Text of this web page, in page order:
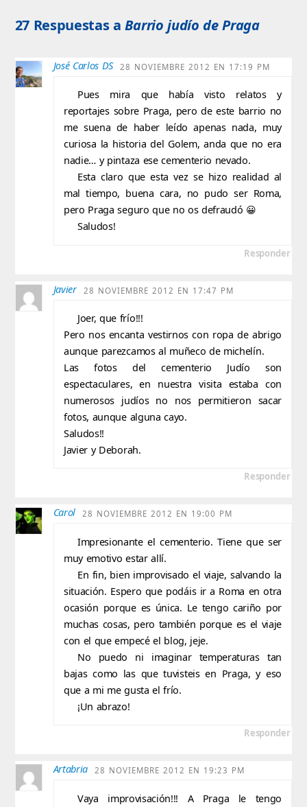
27 Respuestas aBarrio judío de Praga
José Carlos DS 28 NOVIEMBRE 2012 EN 17:19 PM
Pues mira que había visto relatos y
reportajes sobre Praga, pero de este barrio no
me suena de haber leído apenas nada, muy
curiosa la historia del Golem, anda que no era
nadie… y pintaza ese cementerio nevado.
Esta claro que esta vez se hizo realidad al
mal tiempo, buena cara, no pudo ser Roma,
pero Praga seguro que no os defraudó 😀
Saludos!
Responder
Javier 28 NOVIEMBRE 2012 EN 17:47 PM
Joer, que frío!!!
Pero nos encanta vestirnos con ropa de abrigo
aunque parezcamos al muñeco de michelín.
Las fotos del cementerio Judío son
espectaculares, en nuestra visita estaba con
numerosos judíos no nos permitieron sacar
fotos, aunque alguna cayo.
Saludos!!
Javier y Deborah.
Responder
Carol 28 NOVIEMBRE 2012 EN 19:00 PM
Impresionante el cementerio. Tiene que ser
muy emotivo estar allí.
En fin, bien improvisado el viaje, salvando la
situación. Espero que podáis ir a Roma en otra
ocasión porque es única. Le tengo cariño por
muchas cosas, pero también porque es el viaje
con el que empecé el blog, jeje.
No puedo ni imaginar temperaturas tan
bajas como las que tuvisteis en Praga, y eso
que a mi me gusta el frío.
¡Un abrazo!
Responder
Artabria 28 NOVIEMBRE 2012 EN 19:23 PM
Vaya improvisación!!! A Praga le tengo